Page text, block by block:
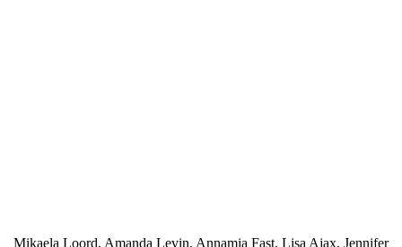
Mikaela Loord, Amanda Levin, Annamia Fast, Lisa Ajax, Jennifer